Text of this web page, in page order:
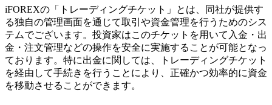
iFOREXの「トレーディングチケット」とは、同社が提供す
る独自の管理画面を通じて取引や資金管理を行うためのシス
テムでございます。投資家はこのチケットを用いて入金・出
金・注文管理などの操作を安全に実施することが可能となっ
ております。特に出金に関しては、トレーディングチケット
を経由して手続きを行うことにより、正確かつ効率的に資金
を移動させることができます。